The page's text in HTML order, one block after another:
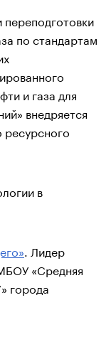
по стандартам
и газа для
внедряется
ресурсного
в
. Лидер
«Средняя
города